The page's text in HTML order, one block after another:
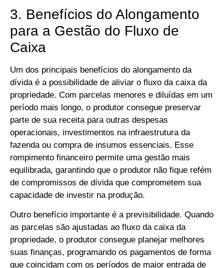
3. Benefícios do Alongamento
para a Gestão do Fluxo de
Caixa
Um dos principais benefícios do alongamento da
dívida é a possibilidade de aliviar o fluxo da caixa da
propriedade. Com parcelas menores e diluídas em um
período mais longo, o produtor consegue preservar
parte de sua receita para outras despesas
operacionais, investimentos na infraestrutura da
fazenda ou compra de insumos essenciais. Esse
rompimento financeiro permite uma gestão mais
equilibrada, garantindo que o produtor não fique refém
de compromissos de dívida que comprometem sua
capacidade de investir na produção.
Outro benefício importante é a previsibilidade. Quando
as parcelas são ajustadas ao fluxo da caixa da
propriedade, o produtor consegue planejar melhores
suas finanças, programando os pagamentos de forma
que coincidam com os períodos de maior entrada de